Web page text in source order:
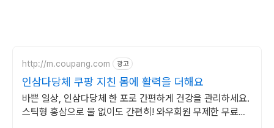
http://m.coupang.com 광고
인삼다당체 쿠팡 지친 몸에 활력을 더해요
바쁜 일상, 인삼다당체 한 포로 간편하게 건강을 관리하세요.
스틱형 홍삼으로 물 없이도 간편히! 와우회원 무제한 무료배